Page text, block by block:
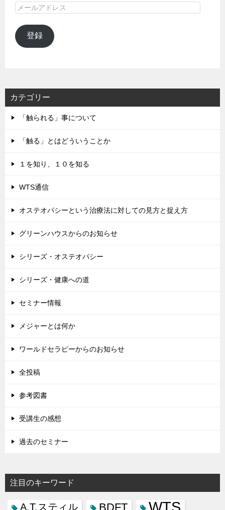
メ
ル
ア
登録
カテゴリー
「触られる」事について
「触る」とはどういうことか
１を知り、１０を知る
WTS通信
オステオパシーという治療法に対しての見方と捉え方
グリーンハウスからのお知らせ
シリーズ・オステオパシー
シリーズ・健康への道
セミナー情報
メジャーとは何か
ワールドセラピーからのお知らせ
全投稿
参考図書
受講生の感想
過去のセミナー
注目のキーワード
A.T.スティル BDFT